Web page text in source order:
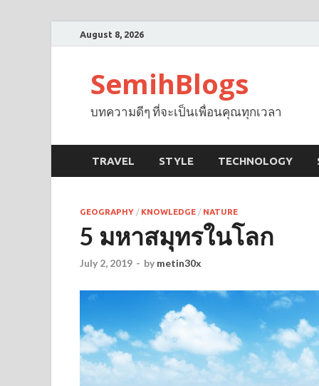
August 8, 2026
SemihBlogs
บทความดีๆ ที่จะเป็นเพื่อนคุณทุกเวลา
TRAVEL STYLE TECHNOLOGY
GEOGRAPHY / KNOWLEDGE / NATURE
5 มหาสมุทรในโลก
July 2, 2019 - by metin30x